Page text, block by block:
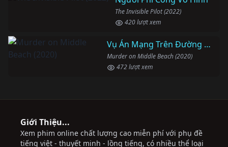
The Invisible Pilot (2022)
420 lượt xem
Vụ Án Mạng Trên Đường Middle Beach
Murder on Middle Beach (2020)
472 lượt xem
Giới Thiệu...
Xem phim online chất lượng cao miễn phí với phụ đề
tiếng việt - thuyết minh - lồng tiếng, có nhiều thể loại